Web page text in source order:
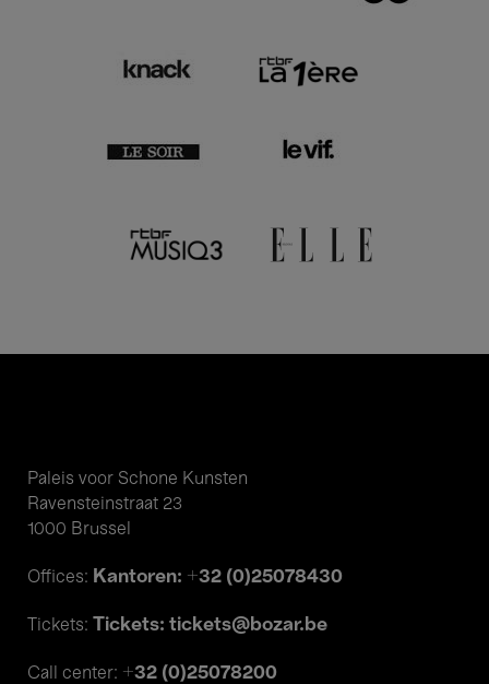
Paleis voor Schone Kunsten
Ravensteinstraat 23
1000 Brussel
Offices: Kantoren: +32 (0)25078430
Tickets: Tickets: tickets@bozar.be
Call center: +32 (0)25078200